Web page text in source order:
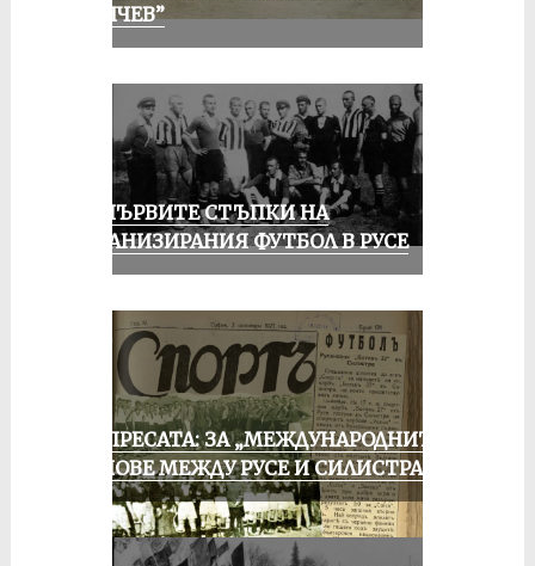
КЪНЧЕВ”
ЗА ПЪРВИТЕ СТЪПКИ НА
ОРГАНИЗИРАНИЯ ФУТБОЛ В РУСЕ
ОТ ПРЕСАТА: ЗА „МЕЖДУНАРОДНИТЕ“
МАЧОВЕ МЕЖДУ РУСЕ И СИЛИСТРА